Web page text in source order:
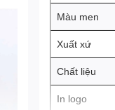
Màu men
Xuất xứ
Chất liệu
In logo